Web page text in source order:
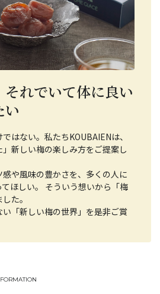
れでいて体に良い
い
はない。私たちKOUBAIENは、
」新しい梅の楽しみ方をご提案し
や風味の豊かさを、多くの人に
ほしい。 そういう想いから「梅
た。
「新しい梅の世界」を是非ご賞